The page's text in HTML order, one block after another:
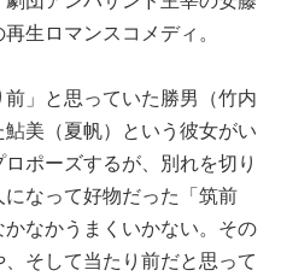
生ロマンスコメディ。
前」と思っていた勝男（竹内
美（夏帆）という彼女がい
ポーズするが、別れを切り
なって好物だった「筑前
なかうまくいかない。その
そして当たり前だと思って